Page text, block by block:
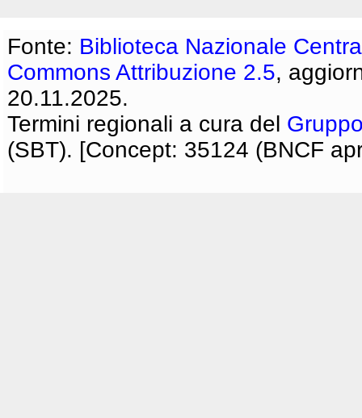
Fonte: Biblioteca Nazionale
Commons Attribuzione 2.5,
20.11.2025.
Termini regionali a cura del
(SBT). [Concept: 35124 (BNCF